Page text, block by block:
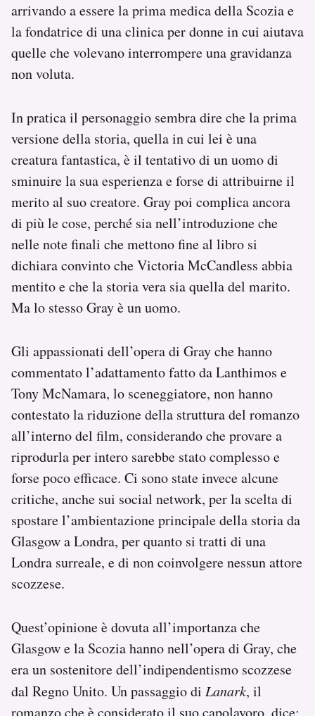
arrivando a essere la prima medica della Scozia e
la fondatrice di una clinica per donne in cui aiutava
quelle che volevano interrompere una gravidanza
non voluta.
In pratica il personaggio sembra dire che la prima
versione della storia, quella in cui lei è una
creatura fantastica, è il tentativo di un uomo di
sminuire la sua esperienza e forse di attribuirne il
merito al suo creatore. Gray poi complica ancora
di più le cose, perché sia nell’introduzione che
nelle note finali che mettono fine al libro si
dichiara convinto che Victoria McCandless abbia
mentito e che la storia vera sia quella del marito.
Ma lo stesso Gray è un uomo.
Gli appassionati dell’opera di Gray che hanno
commentato l’adattamento fatto da Lanthimos e
Tony McNamara, lo sceneggiatore, non hanno
contestato la riduzione della struttura del romanzo
all’interno del film, considerando che provare a
riprodurla per intero sarebbe stato complesso e
forse poco efficace. Ci sono state invece alcune
critiche, anche sui social network, per la scelta di
spostare l’ambientazione principale della storia da
Glasgow a Londra, per quanto si tratti di una
Londra surreale, e di non coinvolgere nessun attore
scozzese.
Quest’opinione è dovuta all’importanza che
Glasgow e la Scozia hanno nell’opera di Gray, che
era un sostenitore dell’indipendentismo scozzese
dal Regno Unito. Un passaggio di Lanark, il
romanzo che è considerato il suo capolavoro, dice: